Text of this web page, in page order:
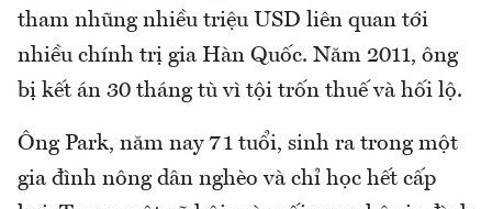
tham nhũng nhiều triệu USD liên quan tới
nhiều chính trị gia Hàn Quốc. Năm 2011, ông
bị kết án 30 tháng tù vì tội trốn thuế và hối lộ.
Ông Park, năm nay 71 tuổi, sinh ra trong một
gia đình nông dân nghèo và chỉ học hết cấp